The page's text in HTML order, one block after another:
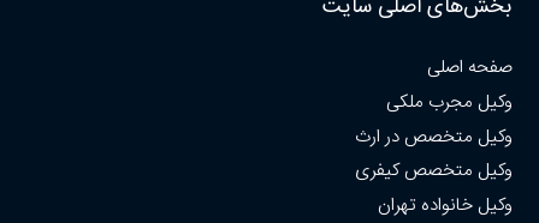
بخش‌های اصلی سایت
صفحه اصلی
وکیل مجرب ملکی
وکیل متخصص در ارث
وکیل متخصص کیفری
وکیل خانواده تهران